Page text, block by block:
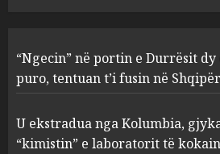
2
gjykata lë
laboratorit
Frakull
“Ngecin” në portin e Durrësit dy
puro, tentuan t’i fusin në
U ekstradua nga Kolumbia,
“kimistin” e laboratorit të